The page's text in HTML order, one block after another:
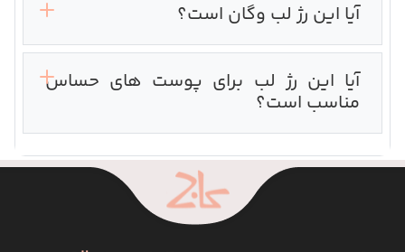
آیا این رژ لب وگان است؟
آیا این رژ لب برای پوست های حساس
مناسب است؟